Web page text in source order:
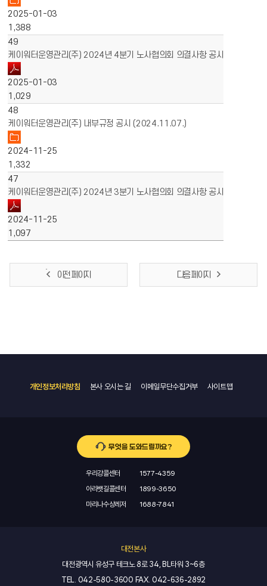
2025-01-03
1,388
49
케이워터운영관리(주) 2024년 4분기 노사협의회 의결사항 공시
2025-01-03
1,029
48
케이워터운영관리(주) 내부규정 공시 (2024.11.07.)
2024-11-25
1,332
47
케이워터운영관리(주) 2024년 3분기 노사협의회 의결사항 공시
2024-11-25
1,097
이전 페이지 다음 페이지
개인정보처리방침 본사 오시는 길 이메일무단수집거부 사이트맵
무엇을 도와드릴까요?
우리강콜센터
1577-4359
아라뱃길콜센터
1899-3650
마리나수상레저
1688-7841
대전본사
대전광역시 유성구 테크노 8로 34, BL타워 3~6층
TEL. 042-580-3600 FAX. 042-636-2892